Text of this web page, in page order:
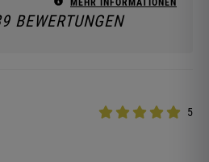
MEHR INFORMATIONEN
BEWERTUNGEN
5